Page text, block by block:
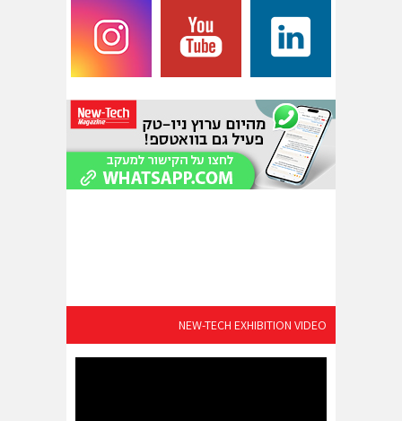
NEW-TECH EXHIBITION VIDEO